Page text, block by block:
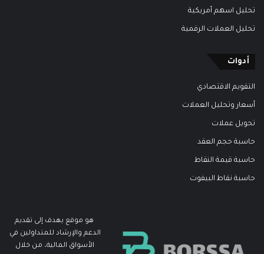
تحليل اسهم أمريكية
تحليل العملات الرقمية
أدوات
التقويم الاقتصادي
أسعار وتحليل العملات
تحويل عملات
حاسبة حجم العقد
حاسبة قيمة النقاط
حاسبة نقاط البيفوت
هو موقع يهدف إلى تقديم
الدعم والإرشاد للمتداولين في
الأسواق المالية، من خلال